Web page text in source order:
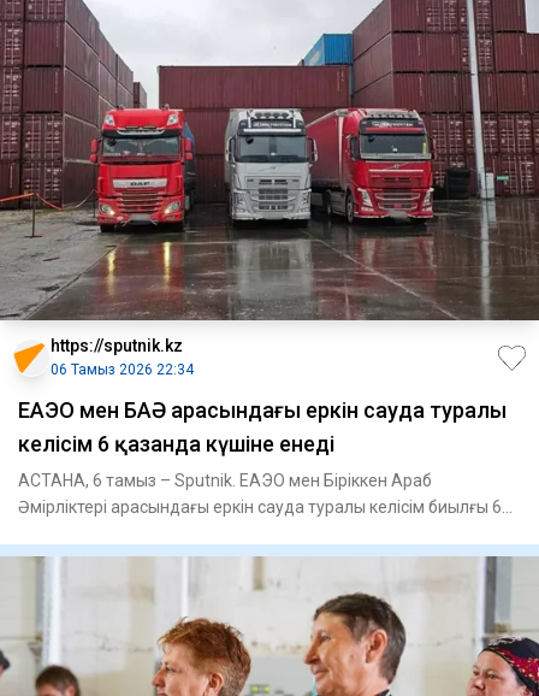
https://sputnik.kz
06 Тамыз 2026 22:34
ЕАЭО мен БАӘ арасындағы еркін сауда туралы
келісім 6 қазанда күшіне енеді
АСТАНА, 6 тамыз – Sputnik. ЕАЭО мен Біріккен Араб
Әмірліктері арасындағы еркін сауда туралы келісім биылғы 6